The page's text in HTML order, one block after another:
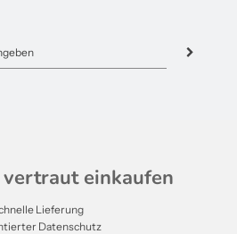
einkaufen
Lieferung
Datenschutz